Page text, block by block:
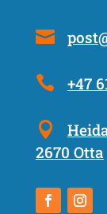
+47
2670 Otta